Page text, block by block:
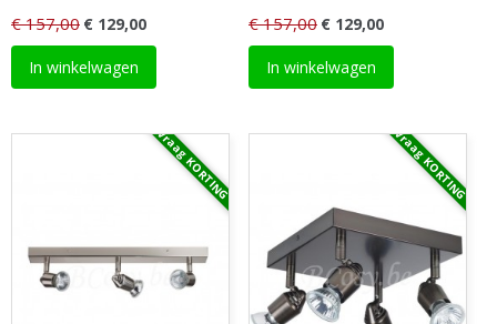
€ 157,00 € 129,00
In winkelwagen
€ 157,00 € 129,00
In winkelwagen
Vraag KORTING Vraag KORTING